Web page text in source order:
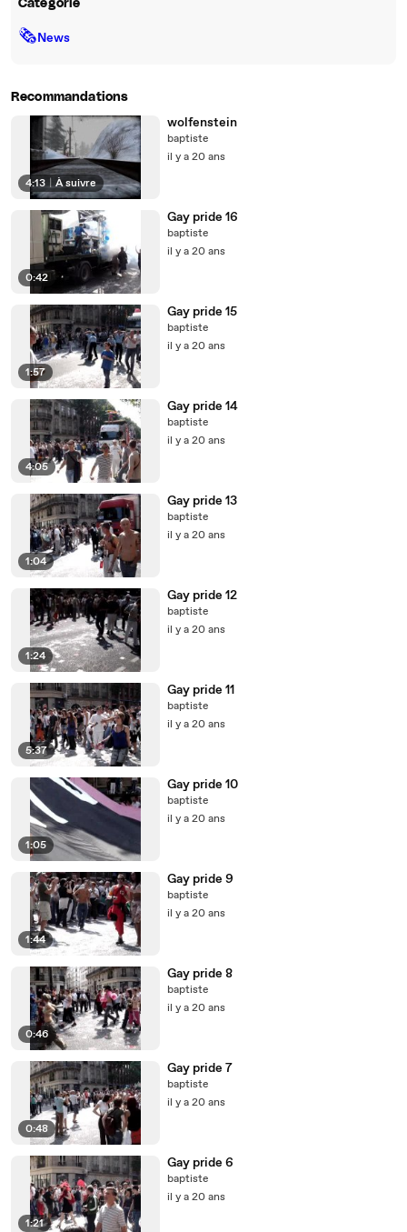
Catégorie
🗞News
Recommandations
4:13 | À suivre
wolfenstein
baptiste
il y a 20 ans
0:42
Gay pride 16
baptiste
il y a 20 ans
1:57
Gay pride 15
baptiste
il y a 20 ans
4:05
Gay pride 14
baptiste
il y a 20 ans
1:04
Gay pride 13
baptiste
il y a 20 ans
1:24
Gay pride 12
baptiste
il y a 20 ans
5:37
Gay pride 11
baptiste
il y a 20 ans
1:05
Gay pride 10
baptiste
il y a 20 ans
1:44
Gay pride 9
baptiste
il y a 20 ans
0:46
Gay pride 8
baptiste
il y a 20 ans
0:48
Gay pride 7
baptiste
il y a 20 ans
1:21
Gay pride 6
baptiste
il y a 20 ans